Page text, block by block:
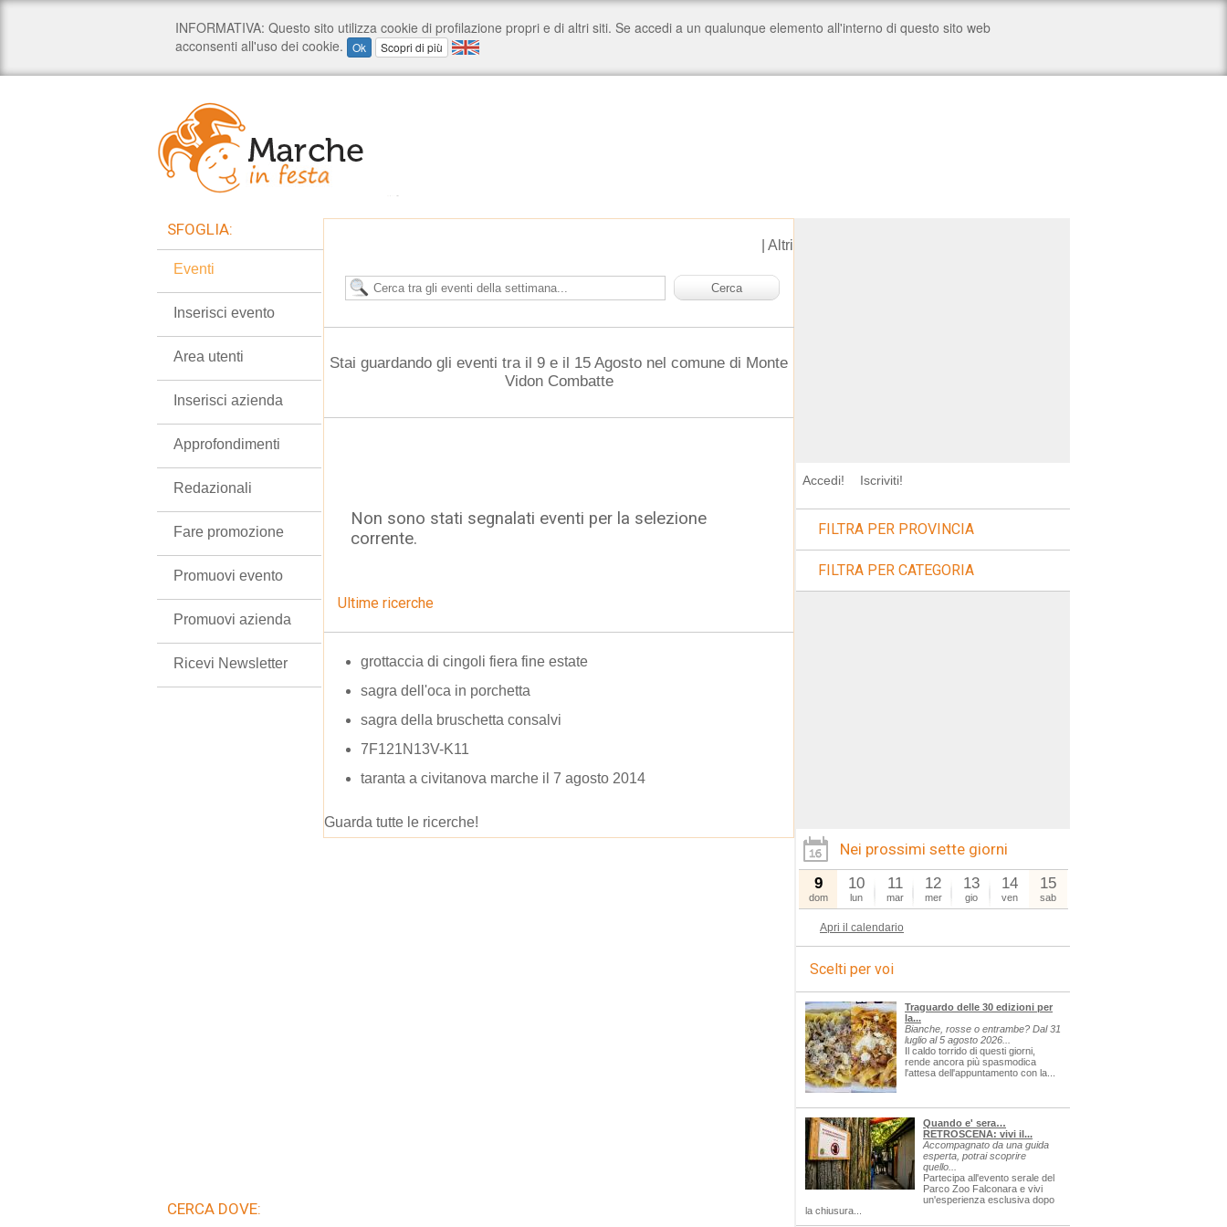
Altri
Stai guardando gli eventi tra il 9 e il 15 Agosto nel comune di Monte
Vidon Combatte
Non sono stati segnalati eventi per la selezione
corrente.
Ultime ricerche
grottaccia di cingoli fiera fine estate
sagra dell'oca in porchetta
sagra della bruschetta consalvi
7F121N13V-K11
taranta a civitanova marche il 7 agosto 2014
Guarda tutte le ricerche!
SFOGLIA:
Eventi
Inserisci evento
Area utenti
Inserisci azienda
Approfondimenti
Redazionali
Fare promozione
Promuovi evento
Promuovi azienda
Ricevi Newsletter
CERCA DOVE:
Accedi! Iscriviti!
FILTRA PER PROVINCIA
FILTRA PER CATEGORIA
Nei prossimi sette giorni
9
dom
10
lun
11
mar
12
mer
13
gio
14
ven
15
sab
Apri il calendario
Scelti per voi
Traguardo delle 30 edizioni per
la...
Bianche, rosse o entrambe? Dal 31
luglio al 5 agosto 2026...
Il caldo torrido di questi giorni,
rende ancora più spasmodica
l'attesa dell'appuntamento con la...
Quando e' sera…
RETROSCENA: vivi il...
Accompagnato da una guida
esperta, potrai scoprire
quello...
Partecipa all'evento serale del
Parco Zoo Falconara e vivi
un'esperienza esclusiva dopo
la chiusura...